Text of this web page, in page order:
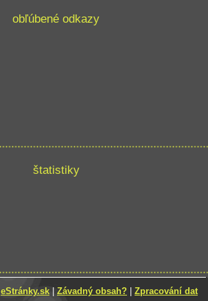
obľúbené odkazy
štatistiky
eStránky.sk Závadný obsah? Zpracování dat